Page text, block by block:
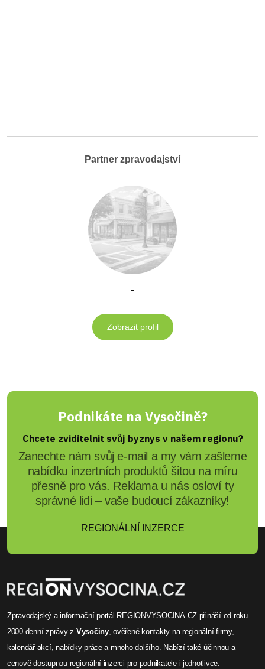
Partner zpravodajství
-
Zobrazit profil
Podnikáte na Vysočině?
Chcete zviditelnit svůj byznys v našem regionu?
Zanechte nám svůj e-mail a my vám zašleme
nabídku inzertních produktů šitou na míru
přesně pro vás. Reklama u nás osloví ty
správné lidi – vaše budoucí zákazníky!
REGIONÁLNÍ INZERCE
Zpravodajský a informační portál REGIONVYSOCINA.CZ přináší od roku
2000 denní zprávyz Vysočiny, ověřené kontakty na regionální firmy,
kalendář akcí,nabídky prácea mnoho dalšího. Nabízí také účinnou a
cenově dostupnou regionální inzerci pro podnikatele i jednotlivce.